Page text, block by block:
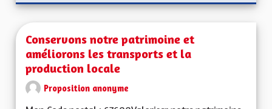
Conservons notre patrimoine et
améliorons les transports et la
production locale
Proposition anonyme